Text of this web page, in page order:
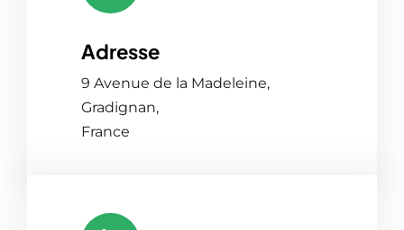
|Map tiles byCARTO
OpenStreetMap, under ODbL.
Adresse
9 Avenue de la Madeleine,
Gradignan,
France